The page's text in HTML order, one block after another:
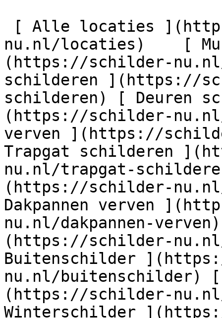
nu.nl/locaties)    [
(https://schilder-
schilderen ](https://
schilderen) [ Deuren
(https://schilder-
verven ](https://
Trapgat schilderen
nu.nl/trapgat-
(https://schilder-
Dakpannen verven
nu.nl/dakpannen-
(https://schilder-
Buitenschilder
nu.nl/buitenschilder)
(https://schilder-
Winterschilder